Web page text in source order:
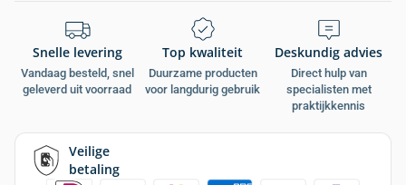
Snelle levering
Vandaag besteld, snel
geleverd uit voorraad
Top kwaliteit
Duurzame producten
voor langdurig gebruik
Deskundig advies
Direct hulp van
specialisten met
praktijkkennis
Veilige
betaling